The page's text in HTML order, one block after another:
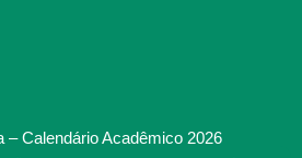
– Calendário Acadêmico 2026